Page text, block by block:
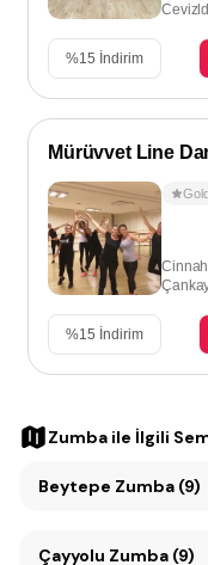
%15 İndirim
Mürüvvet Line
%15 İndirim
Zumba ile İlgili
Beytepe Zumba (9)
Çayyolu Zumba (9)